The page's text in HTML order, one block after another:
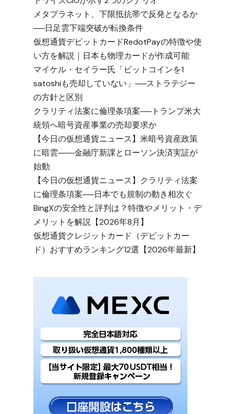
メタプラネット、下限抵抗帯で反発となるか
──日足雲下端突破が転換条件
仮想通貨デビットカードRedotPayの特徴や使
い方を解説｜日本も物理カードが作成可能
マイケル・セイラー氏「ビットコインを1
satoshiも売却していない」──ストラテジー
の方針と区別
クラリティ法案に倫理条項案──トランプ米大
統領へ暗号資産事業の売却要求か
【今日の仮想通貨ニュース】米暗号資産政策
に暗雲――金融庁新課とローソン決済実証が
始動
【今日の仮想通貨ニュース】クラリティ法案
に倫理条項案──日本でも規制の動き相次ぐ
BingXの安全性と評判は？特徴やメリット・デ
メリットを解説【2026年8月】
仮想通貨クレジットカード（デビットカー
ド）おすすめランキング12選【2026年最新】